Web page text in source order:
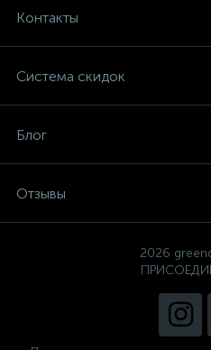
Контакты
Система скидок
Блог
Отзывы
2026